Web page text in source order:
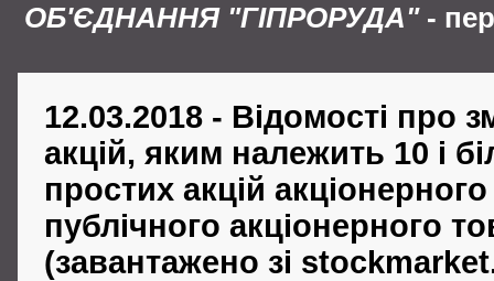
ОБ'ЄДНАННЯ "ГІПРОРУДА"-
12.03.2018 - Відомості про
акцій, яким належить 10 і
простих акцій
публічного акціонерного
(завантажено зі